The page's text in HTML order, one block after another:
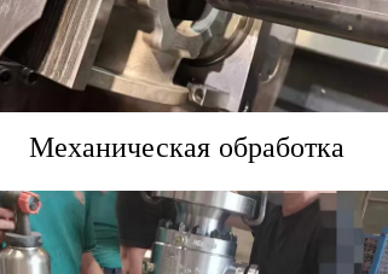
Механическая обработка